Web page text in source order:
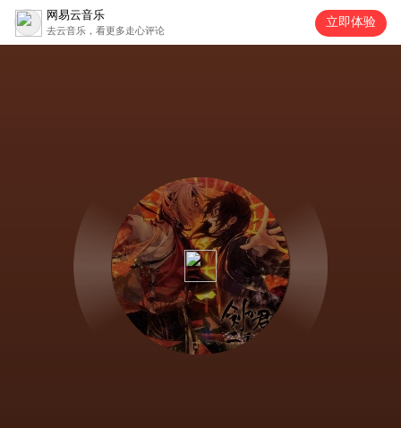
网易云音乐
去云音乐，看更多走心评论
立即体验